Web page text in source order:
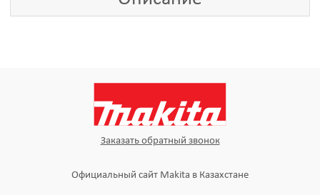
Заказать обратный звонок
Официальный сайт Makita в Казахстане